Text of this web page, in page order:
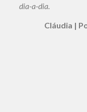
dia-a-dia.
Cláudia |